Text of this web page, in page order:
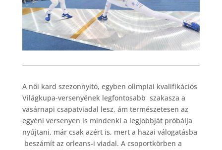
A női kard szezonnyitó, egyben olimpiai kvalifikációs
Világkupa-versenyének legfontosabb szakasza a
vasárnapi csapatviadal lesz, ám természetesen az
egyéni versenyen is mindenki a legjobbját próbálja
nyújtani, már csak azért is, mert a hazai válogatásba
beszámít az orleans-i viadal. A csoportkörben a